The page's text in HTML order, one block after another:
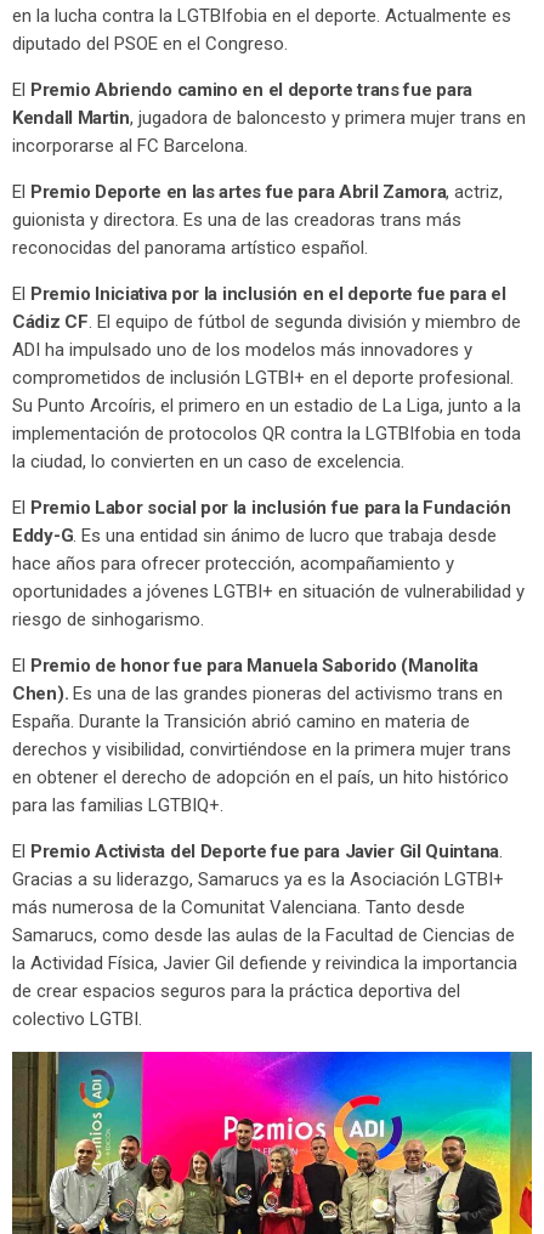
en la lucha contra la LGTBIfobia en el deporte. Actualmente es
diputado del PSOE en el Congreso.
El Premio Abriendo camino en el deporte trans fue para
Kendall Martin, jugadora de baloncesto y primera mujer trans en
incorporarse al FC Barcelona.
El Premio Deporte en las artes fue para Abril Zamora, actriz,
guionista y directora. Es una de las creadoras trans más
reconocidas del panorama artístico español.
El Premio Iniciativa por la inclusión en el deporte fue para el
Cádiz CF. El equipo de fútbol de segunda división y miembro de
ADI ha impulsado uno de los modelos más innovadores y
comprometidos de inclusión LGTBI+ en el deporte profesional.
Su Punto Arcoíris, el primero en un estadio de La Liga, junto a la
implementación de protocolos QR contra la LGTBIfobia en toda
la ciudad, lo convierten en un caso de excelencia.
El Premio Labor social por la inclusión fue para la Fundación
Eddy-G. Es una entidad sin ánimo de lucro que trabaja desde
hace años para ofrecer protección, acompañamiento y
oportunidades a jóvenes LGTBI+ en situación de vulnerabilidad y
riesgo de sinhogarismo.
El Premio de honor fue para Manuela Saborido (Manolita
Chen). Es una de las grandes pioneras del activismo trans en
España. Durante la Transición abrió camino en materia de
derechos y visibilidad, convirtiéndose en la primera mujer trans
en obtener el derecho de adopción en el país, un hito histórico
para las familias LGTBIQ+.
El Premio Activista del Deporte fue para Javier Gil Quintana.
Gracias a su liderazgo, Samarucs ya es la Asociación LGTBI+
más numerosa de la Comunitat Valenciana. Tanto desde
Samarucs, como desde las aulas de la Facultad de Ciencias de
la Actividad Física, Javier Gil defiende y reivindica la importancia
de crear espacios seguros para la práctica deportiva del
colectivo LGTBI.